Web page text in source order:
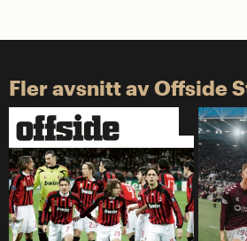
Fler avsnitt av Offside